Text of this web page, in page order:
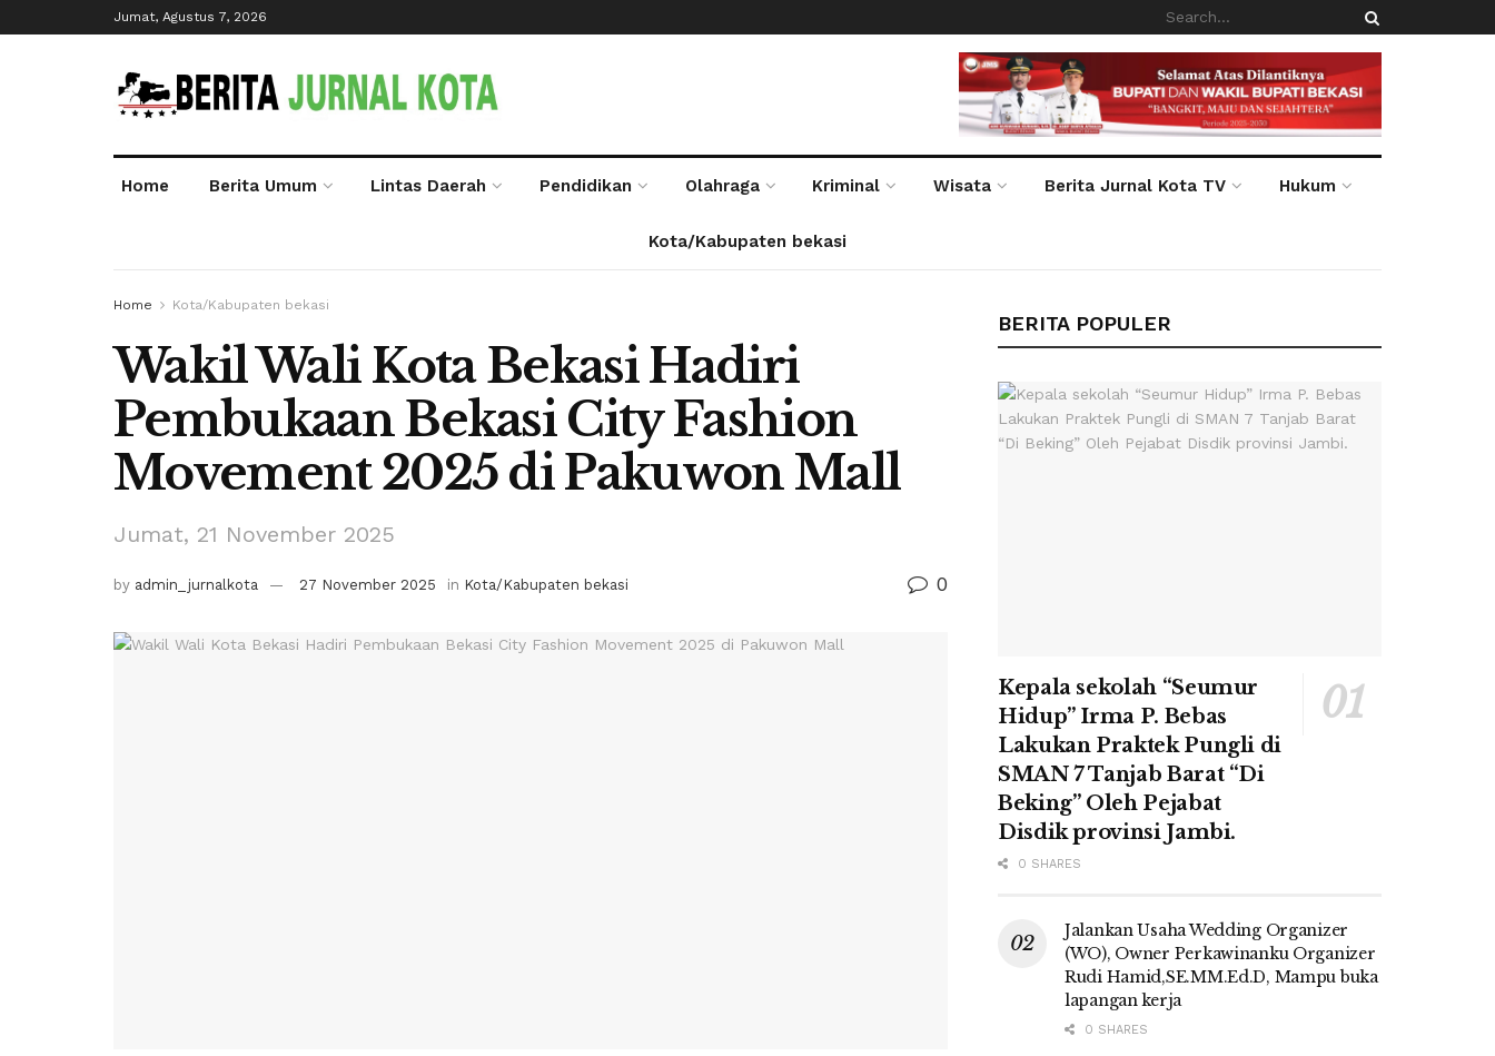
Jumat, Agustus 7, 2026
Home Berita Umum Lintas Daerah Pendidikan Olahraga Kriminal Wisata Berita Jurnal Kota TV Hukum
Kota/Kabupaten bekasi
Home Kota/Kabupaten bekasi
Wakil Wali Kota Bekasi Hadiri
Pembukaan Bekasi City Fashion
Movement 2025 di Pakuwon Mall
Jumat, 21 November 2025
by admin_jurnalkota 27 November 2025 in Kota/Kabupaten bekasi 0
BERITA POPULER
Kepala sekolah “Seumur
Hidup” Irma P. Bebas
Lakukan Praktek Pungli di
SMAN 7 Tanjab Barat “Di
Beking” Oleh Pejabat
Disdik provinsi Jambi.
0 SHARES
Jalankan Usaha Wedding Organizer
(WO), Owner Perkawinanku Organizer
Rudi Hamid,SE.MM.Ed.D, Mampu buka
lapangan kerja
0 SHARES